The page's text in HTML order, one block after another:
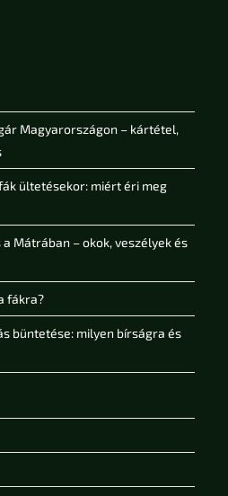
Magyarországon – kártétel,
ültetésekor: miért éri meg
Mátrában – okok, veszélyek és
fákra?
büntetése: milyen bírságra és